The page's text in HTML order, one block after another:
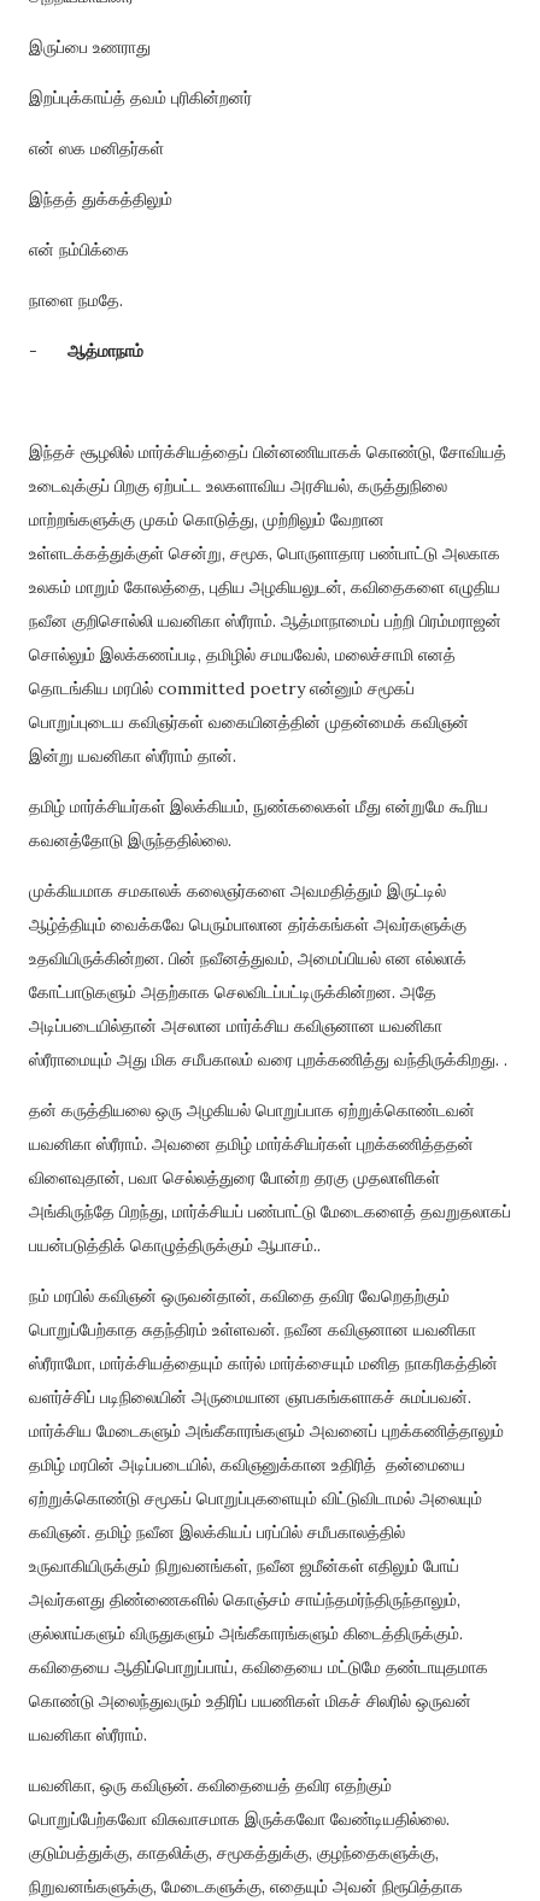
இருப்பை உணராது
இறப்புக்காய்த் தவம் புரிகின்றனர்
என் ஸக மனிதர்கள்
இந்தத் துக்கத்திலும்
என் நம்பிக்கை
நாளை நமதே.
- ஆத்மாநாம்
இந்தச் சூழலில் மார்க்சியத்தைப் பின்னணியாகக் கொண்டு, சோவியத்
உடைவுக்குப் பிறகு ஏற்பட்ட உலகளாவிய அரசியல், கருத்துநிலை
மாற்றங்களுக்கு முகம் கொடுத்து, முற்றிலும் வேறான
உள்ளடக்கத்துக்குள் சென்று, சமூக, பொருளாதார பண்பாட்டு அலகாக
உலகம் மாறும் கோலத்தை, புதிய அழகியலுடன், கவிதைகளை எழுதிய
நவீன குறிசொல்லி யவனிகா ஸ்ரீராம். ஆத்மாநாமைப் பற்றி பிரம்மராஜன்
சொல்லும் இலக்கணப்படி, தமிழில் சமயவேல், மலைச்சாமி எனத்
தொடங்கிய மரபில் committed poetry என்னும் சமூகப்
பொறுப்புடைய கவிஞர்கள் வகையினத்தின் முதன்மைக் கவிஞன்
இன்று யவனிகா ஸ்ரீராம் தான்.
தமிழ் மார்க்சியர்கள் இலக்கியம், நுண்கலைகள் மீது என்றுமே கூரிய
கவனத்தோடு இருந்ததில்லை.
முக்கியமாக சமகாலக் கலைஞர்களை அவமதித்தும் இருட்டில்
ஆழ்த்தியும் வைக்கவே பெரும்பாலான தர்க்கங்கள் அவர்களுக்கு
உதவியிருக்கின்றன. பின் நவீனத்துவம், அமைப்பியல் என எல்லாக்
கோட்பாடுகளும் அதற்காக செலவிடப்பட்டிருக்கின்றன. அதே
அடிப்படையில்தான் அசலான மார்க்சிய கவிஞனான யவனிகா
ஸ்ரீராமையும் அது மிக சமீபகாலம் வரை புறக்கணித்து வந்திருக்கிறது. .
தன் கருத்தியலை ஒரு அழகியல் பொறுப்பாக ஏற்றுக்கொண்டவன்
யவனிகா ஸ்ரீராம். அவனை தமிழ் மார்க்சியர்கள் புறக்கணித்ததன்
விளைவுதான், பவா செல்லத்துரை போன்ற தரகு முதலாளிகள்
அங்கிருந்தே பிறந்து, மார்க்சியப் பண்பாட்டு மேடைகளைத் தவறுதலாகப்
பயன்படுத்திக் கொழுத்திருக்கும் ஆபாசம்..
நம் மரபில் கவிஞன் ஒருவன்தான், கவிதை தவிர வேறெதற்கும்
பொறுப்பேற்காத சுதந்திரம் உள்ளவன். நவீன கவிஞனான யவனிகா
ஸ்ரீராமோ, மார்க்சியத்தையும் கார்ல் மார்க்சையும் மனித நாகரிகத்தின்
வளர்ச்சிப் படிநிலையின் அருமையான ஞாபகங்களாகச் சுமப்பவன்.
மார்க்சிய மேடைகளும் அங்கீகாரங்களும் அவனைப் புறக்கணித்தாலும்
தமிழ் மரபின் அடிப்படையில், கவிஞனுக்கான உதிரித் தன்மையை
ஏற்றுக்கொண்டு சமூகப் பொறுப்புகளையும் விட்டுவிடாமல் அலையும்
கவிஞன். தமிழ் நவீன இலக்கியப் பரப்பில் சமீபகாலத்தில்
உருவாகியிருக்கும் நிறுவனங்கள், நவீன ஜமீன்கள் எதிலும் போய்
அவர்களது திண்ணைகளில் கொஞ்சம் சாய்ந்தமர்ந்திருந்தாலும்,
குல்லாய்களும் விருதுகளும் அங்கீகாரங்களும் கிடைத்திருக்கும்.
கவிதையை ஆதிப்பொறுப்பாய், கவிதையை மட்டுமே தண்டாயுதமாக
கொண்டு அலைந்துவரும் உதிரிப் பயணிகள் மிகச் சிலரில் ஒருவன்
யவனிகா ஸ்ரீராம்.
யவனிகா, ஒரு கவிஞன். கவிதையைத் தவிர எதற்கும்
பொறுப்பேற்கவோ விசுவாசமாக இருக்கவோ வேண்டியதில்லை.
குடும்பத்துக்கு, காதலிக்கு, சமூகத்துக்கு, குழந்தைகளுக்கு,
நிறுவனங்களுக்கு, மேடைகளுக்கு, எதையும் அவன் நிரூபித்தாக